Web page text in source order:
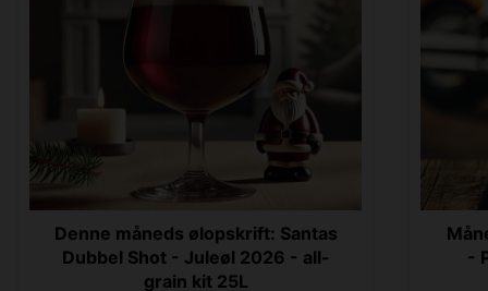
Denne måneds ølopskrift: Santas
Dubbel Shot - Juleøl 2026 - all-
grain kit 25L
-